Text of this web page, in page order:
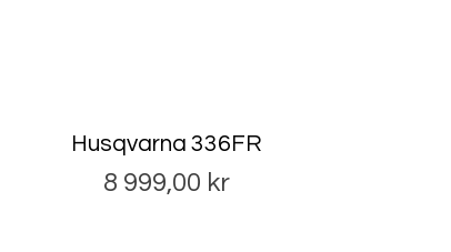
Husqvarna 336FR
Pris
8 999,00 kr